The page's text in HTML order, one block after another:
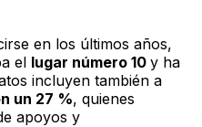
en los últimos años,
el lugar número 10 y ha
incluyen también a
un 27 %, quienes
apoyos y